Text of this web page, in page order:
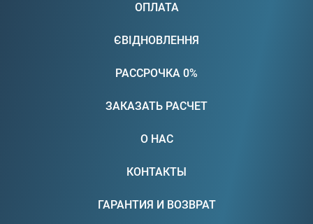
ОПЛАТА
ЄВІДНОВЛЕННЯ
РАССРОЧКА 0%
ЗАКАЗАТЬ РАСЧЕТ
О НАС
КОНТАКТЫ
ГАРАНТИЯ И ВОЗВРАТ